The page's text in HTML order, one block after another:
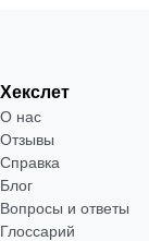
Хекслет
О нас
Отзывы
Справка
Блог
Вопросы и ответы
Глоссарий